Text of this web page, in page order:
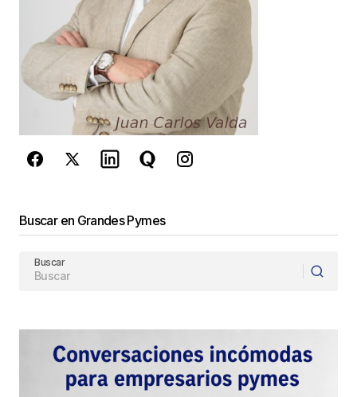
Este sitio esta protegido por
reCAPTCHA y laPolítica de
privacidady losTérminos del servicio
de Google se aplican.
Buscar en Grandes Pymes
Buscar